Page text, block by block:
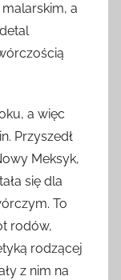
a
a więc
Przyszedł
Meksyk,
się dla
To
rodów,
rodzącej
z nim na